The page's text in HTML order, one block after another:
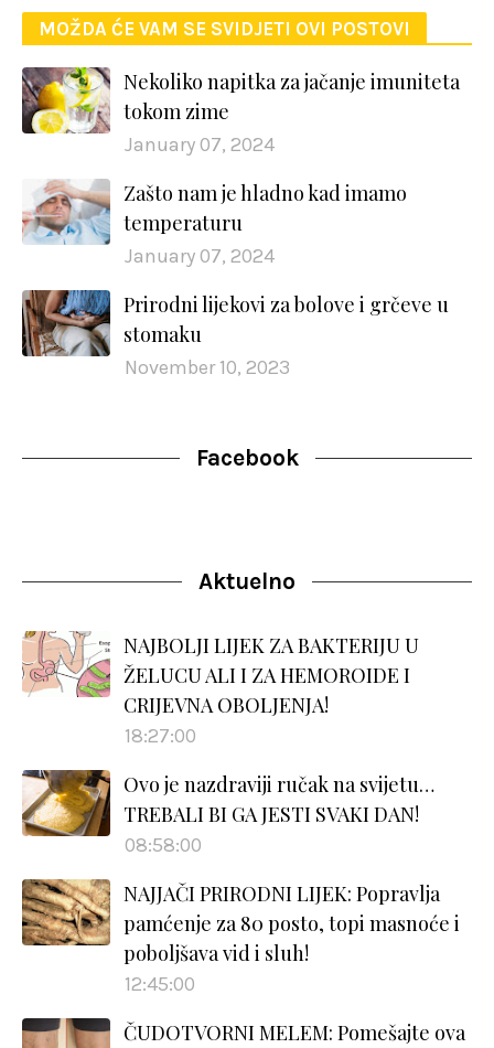
MOŽDA ĆE VAM SE SVIDJETI OVI POSTOVI
Nekoliko napitka za jačanje imuniteta
tokom zime
January 07, 2024
Zašto nam je hladno kad imamo
temperaturu
January 07, 2024
Prirodni lijekovi za bolove i grčeve u
stomaku
November 10, 2023
Facebook
Aktuelno
NAJBOLJI LIJEK ZA BAKTERIJU U
ŽELUCU ALI I ZA HEMOROIDE I
CRIJEVNA OBOLJENJA!
18:27:00
Ovo je nazdraviji ručak na svijetu…
TREBALI BI GA JESTI SVAKI DAN!
08:58:00
NAJJAČI PRIRODNI LIJEK: Popravlja
pamćenje za 80 posto, topi masnoće i
poboljšava vid i sluh!
12:45:00
ČUDOTVORNI MELEM: Pomešajte ova